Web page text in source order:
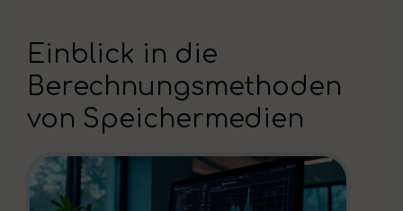
Einblick in die
Berechnungsmethoden
von Speichermedien